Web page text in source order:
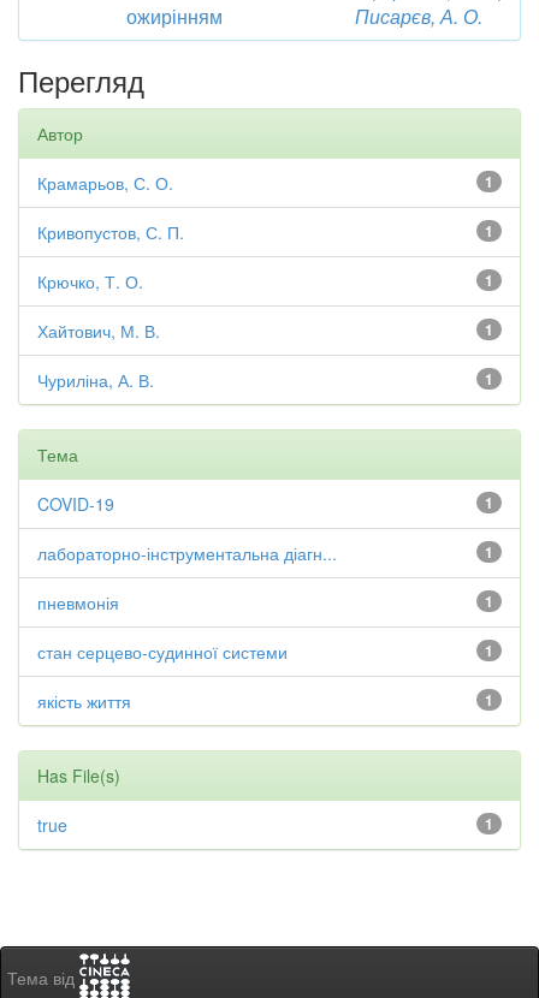
ожирінням
Писарєв, А. О.
Перегляд
Автор
1
Крамарьов, С. О.
1
Кривопустов, С. П.
1
Крючко, Т. О.
1
Хайтович, М. В.
1
Чуриліна, А. В.
Тема
1
COVID-19
1
лабораторно-інструментальна діагн...
1
пневмонія
1
стан серцево-судинної системи
1
якість життя
Has File(s)
1
true
Тема від